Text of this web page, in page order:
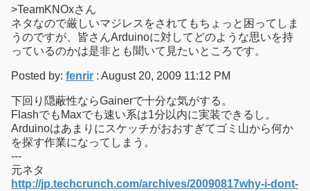
>TeamKNOxさん
ネタなので厳しいマジレスをされてもちょっと困ってしま
うのですが、皆さんArduinoに対してどのような思いを持
っているのかは是非とも聞いて見たいところです。
Posted by: fenrir : August 20, 2009 11:12 PM
下回り隠蔽性ならGainerで十分な気がする。
FlashでもMaxでも速い系は1分以内に実装できるし。
Arduinoはあまりにスケッチがおおすぎてゴミ山から何か
を探す作業になってしまう。
---
元ネタ
http://jp.techcrunch.com/archives/20090817why-i-dont-